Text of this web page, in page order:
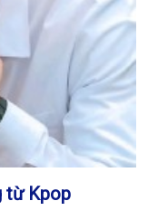
từ Kpop